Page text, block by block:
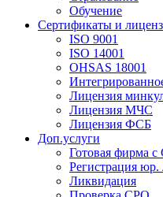
Обучение
Сертификаты и
ISO 9001
ISO 14001
OHSAS 18001
Лицензия
Лицензия МЧС
Лицензия ФСБ
Доп.услуги
Готовая фирма
Регистрация юр.
Ликвидация